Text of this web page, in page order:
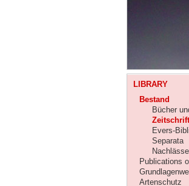
LIBRARY
Bestand
Bücher
Evers-
Separata
Nachlässe
Publications
Artenschutz